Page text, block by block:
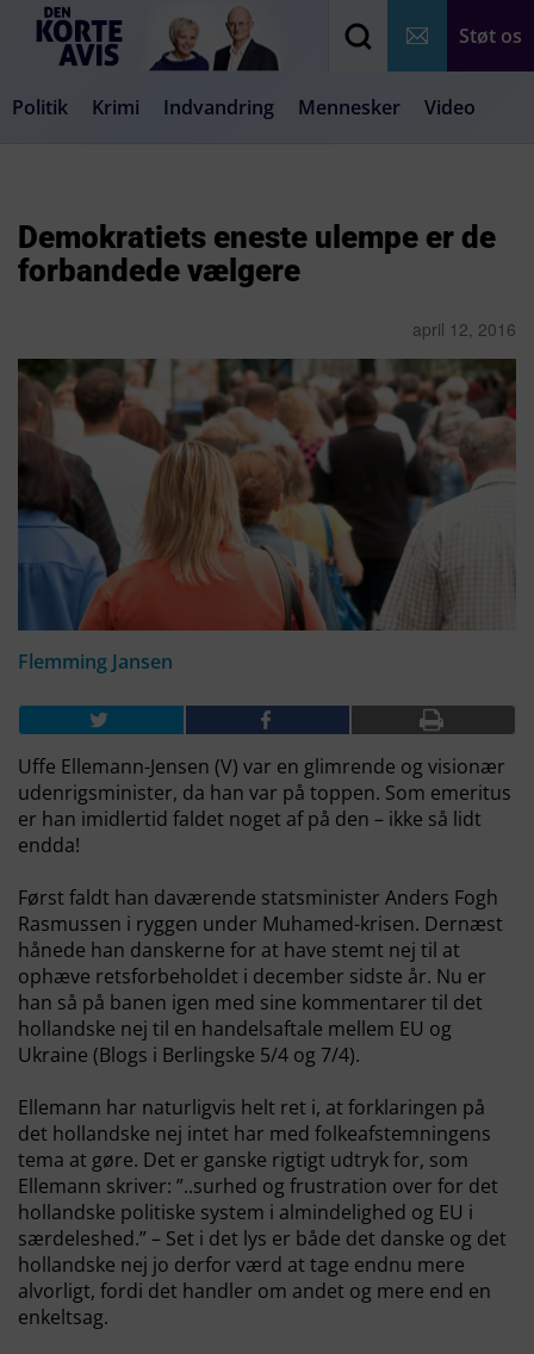
Støt os
Politik Krimi Indvandring Mennesker Video
Demokratiets eneste ulempe er de
forbandede vælgere
april 12, 2016
Flemming Jansen
Uffe Ellemann-Jensen (V) var en glimrende og visionær
udenrigsminister, da han var på toppen. Som emeritus
er han imidlertid faldet noget af på den – ikke så lidt
endda!
Først faldt han daværende statsminister Anders Fogh
Rasmussen i ryggen under Muhamed-krisen. Dernæst
hånede han danskerne for at have stemt nej til at
ophæve retsforbeholdet i december sidste år. Nu er
han så på banen igen med sine kommentarer til det
hollandske nej til en handelsaftale mellem EU og
Ukraine (Blogs i Berlingske 5/4 og 7/4).
Ellemann har naturligvis helt ret i, at forklaringen på
det hollandske nej intet har med folkeafstemningens
tema at gøre. Det er ganske rigtigt udtryk for, som
Ellemann skriver: ”..surhed og frustration over for det
hollandske politiske system i almindelighed og EU i
særdeleshed.” – Set i det lys er både det danske og det
hollandske nej jo derfor værd at tage endnu mere
alvorligt, fordi det handler om andet og mere end en
enkeltsag.